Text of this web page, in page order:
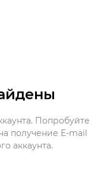
Попробуйте
получение E-mail
аккаунта.